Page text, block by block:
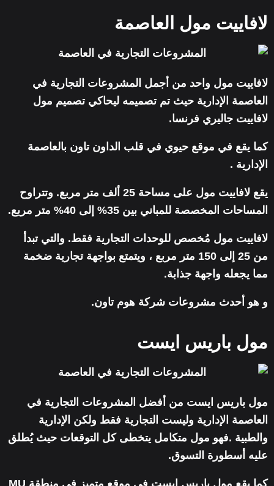
لافاييت مول العاصمة
لافاييت مول واحد من أجمل المشروعات التجارية في
العاصمة الإدارية حيث تم تصميمه ليحاكي تصميم مول
لافاييت جاليري فرنسا.
كما يقع في موقع حيوي في قلب الداون تاون بالعاصمة
الإدارية .
يقع لافاييت مول على مساحة 25 ألف متر مربع. وتتراوح
المساحات المخصصة للمباني بين 35% إلى 40% متر مربع.
لافاييت مول مُخصص للوحدات التجارية فقط. والتي تبدأ
من 25 إلى 150 متر مربع ، ويتمتع بواجهة تجارية ضخمة
مما يجعله واجهة جذابة.
و هو أحدث مشروعات شركة هوم تاون.
مول باريس ايست
مول باريس ايست من أفضل المشروعات التجارية في
العاصمة الإدارية وليست التجارية فقط ولكن الإدارية
والطبية .فهو مول متكامل يتخطى كل التوقعات حيث يُطلق
عليه أسطورة التسوق.
كما يقع مول باريس ايست في موقع متميز في منطقة MU